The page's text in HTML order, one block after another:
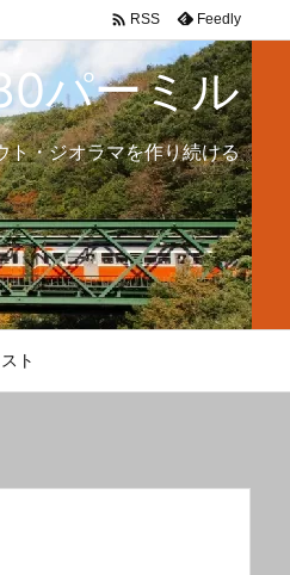
パーミル
ト・ジオラマを作り続ける
ト
 RSS Feedly